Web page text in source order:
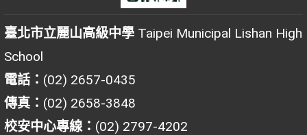
臺北市立麗山高級中學 Taipei Municipal Lishan High
School
電話： (02) 2657-0435
傳真： (02) 2658-3848
校安中心專線： (02) 2797-4202